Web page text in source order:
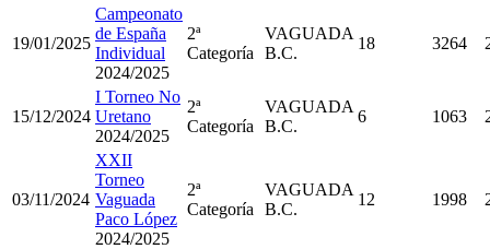
19/01/2025
Campeonato
de España
Individual
2024/2025
2ª
Categoría
VAGUADA
B.C.
18 3264
15/12/2024
I Torneo No
Uretano
2024/2025
2ª
Categoría
VAGUADA
B.C.
6 1063
03/11/2024
XXII
Torneo
Vaguada
Paco López
2024/2025
2ª
Categoría
VAGUADA
B.C.
12 1998